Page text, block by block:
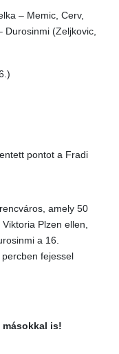
– Memic, Cerv,
Durosinmi (Zeljkovic,
pontot a Fradi
amely 50
Plzen ellen,
a 16.
fejessel
másokkal is!